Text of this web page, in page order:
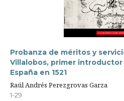
Probanza de méritos y
Villalobos, primer introductor
España en 1521
Raúl Andrés Perezgrovas Garza
1-29